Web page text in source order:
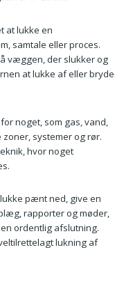
at lukke en
samtale eller proces.
væggen, der slukker og
at lukke af eller bryde
noget, som gas, vand,
systemer og rør.
hvor noget
pænt ned, give en
rapporter og møder,
ordentlig afslutning.
lukning af